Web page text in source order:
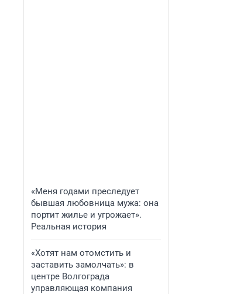
«Меня годами преследует
бывшая любовница мужа: она
портит жилье и угрожает».
Реальная история
«Хотят нам отомстить и
заставить замолчать»: в
центре Волгограда
управляющая компания